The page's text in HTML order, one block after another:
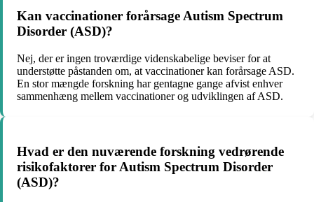
Kan vaccinationer forårsage Autism Spectrum
Disorder (ASD)?
Nej, der er ingen troværdige videnskabelige beviser for at
understøtte påstanden om, at vaccinationer kan forårsage ASD.
En stor mængde forskning har gentagne gange afvist enhver
sammenhæng mellem vaccinationer og udviklingen af ASD.
Hvad er den nuværende forskning vedrørende
risikofaktorer for Autism Spectrum Disorder
(ASD)?